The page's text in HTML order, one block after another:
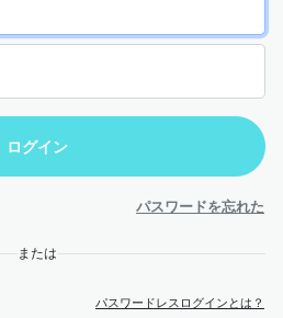
パスワードを忘れた
または
パスワードレスログインとは？